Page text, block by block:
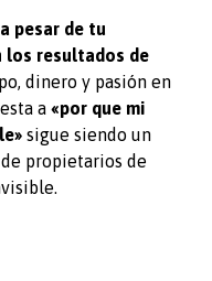
pesar de tu
los resultados de
dinero y pasión en
a«por que mi
sigue siendo un
propietarios de